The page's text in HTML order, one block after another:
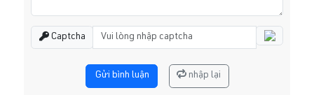
Captcha
Gửi bình luận nhập lại